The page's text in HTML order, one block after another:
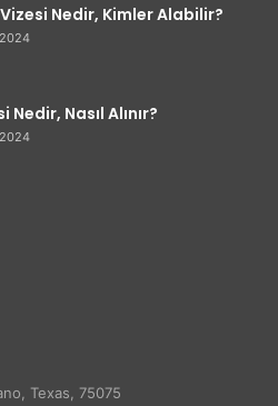
Nedir, Kimler Alabilir?
Nedir, Nasıl Alınır?
Texas, 75075